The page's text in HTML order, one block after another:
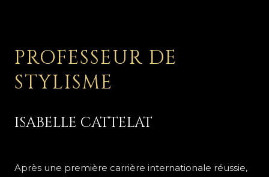
PROFESSEUR DE
STYLISME
ISABELLE CATTELAT
Après une première carrière internationale réussie,